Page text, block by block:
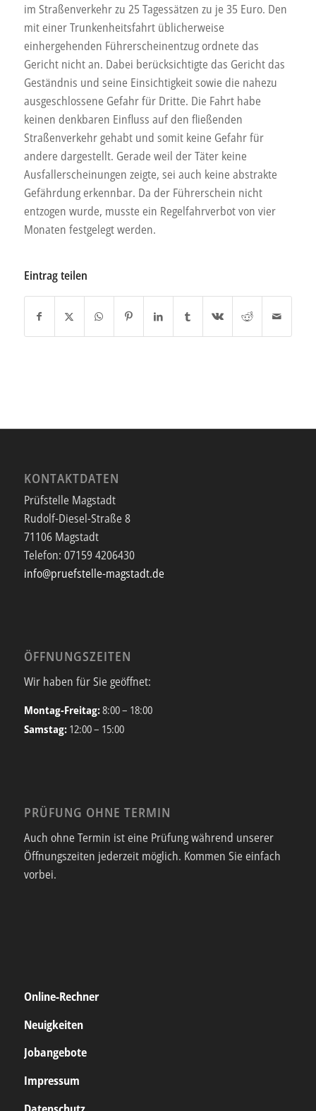
im Straßenverkehr zu 25 Tagessätzen zu je 35 Euro. Den
mit einer Trunkenheitsfahrt üblicherweise
einhergehenden Führerscheinentzug ordnete das
Gericht nicht an. Dabei berücksichtigte das Gericht das
Geständnis und seine Einsichtigkeit sowie die nahezu
ausgeschlossene Gefahr für Dritte. Die Fahrt habe
keinen denkbaren Einfluss auf den fließenden
Straßenverkehr gehabt und somit keine Gefahr für
andere dargestellt. Gerade weil der Täter keine
Ausfallerscheinungen zeigte, sei auch keine abstrakte
Gefährdung erkennbar. Da der Führerschein nicht
entzogen wurde, musste ein Regelfahrverbot von vier
Monaten festgelegt werden.
Eintrag teilen
KONTAKTDATEN
Prüfstelle Magstadt
Rudolf-Diesel-Straße 8
71106 Magstadt
Telefon: 07159 4206430
info@pruefstelle-magstadt.de
ÖFFNUNGSZEITEN
Wir haben für Sie geöffnet:
Montag-Freitag:8:00 – 18:00
Samstag: 12:00 – 15:00
PRÜFUNG OHNE TERMIN
Auch ohne Termin ist eine Prüfung während unserer
Öffnungszeiten jederzeit möglich. Kommen Sie einfach
vorbei.
Online-Rechner
Neuigkeiten
Jobangebote
Impressum